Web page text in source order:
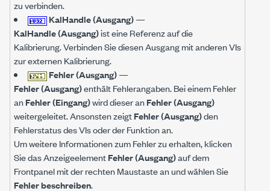
zu verbinden.
KalHandle (Ausgang)—
KalHandle (Ausgang)ist eine Referenz auf die
Kalibrierung. Verbinden Sie diesen Ausgang mit anderen VIs
zur externen Kalibrierung.
Fehler (Ausgang)—
Fehler (Ausgang)enthält Fehlerangaben. Bei einem Fehler
anFehler (Eingang)wird dieser anFehler (Ausgang)
weitergeleitet. Ansonsten zeigtFehler (Ausgang)den
Fehlerstatus des VIs oder der Funktion an.
Um weitere Informationen zum Fehler zu erhalten, klicken
Sie das AnzeigeelementFehler (Ausgang)auf dem
Frontpanel mit der rechten Maustaste an und wählen Sie
Fehler beschreiben.